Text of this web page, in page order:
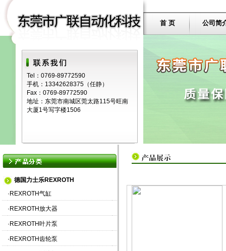
Tel：0769-89772590
手机：13342628375（任静）
Fax：0769-89772590
地址：东莞市南城区莞太路115号旺南
大厦1号写字楼1506
首 页 公司简
德国力士乐REXROTH
· REXROTH气缸
· REXROTH放大器
· REXROTH叶片泵
· REXROTH齿轮泵